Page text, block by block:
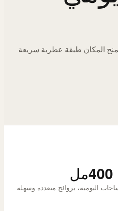
المكان طبقة عطرية سريعة
اليومية، بروائح متعددة وسهلة